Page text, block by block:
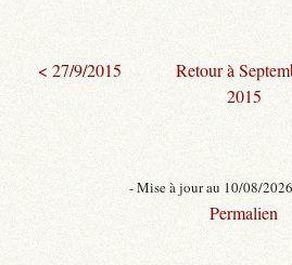
< 27/9/2015
Retour à
2015
- Mise à jour au 10/08/
Permalien